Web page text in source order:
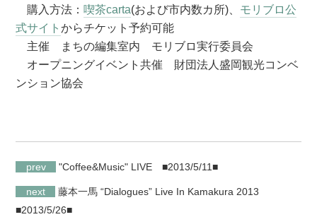
購入方法： 喫茶carta(および市内数カ所)、 モリブロ公
式サイトからチケット予約可能
主催 まちの編集室内 モリブロ実行委員会
オープニングイベント共催 財団法人盛岡観光コンベ
ンション協会
prev "Coffee&Music" LIVE■2013/5/11■
next
藤本一馬 “Dialogues” Live In Kamakura 2013
■2013/5/26■